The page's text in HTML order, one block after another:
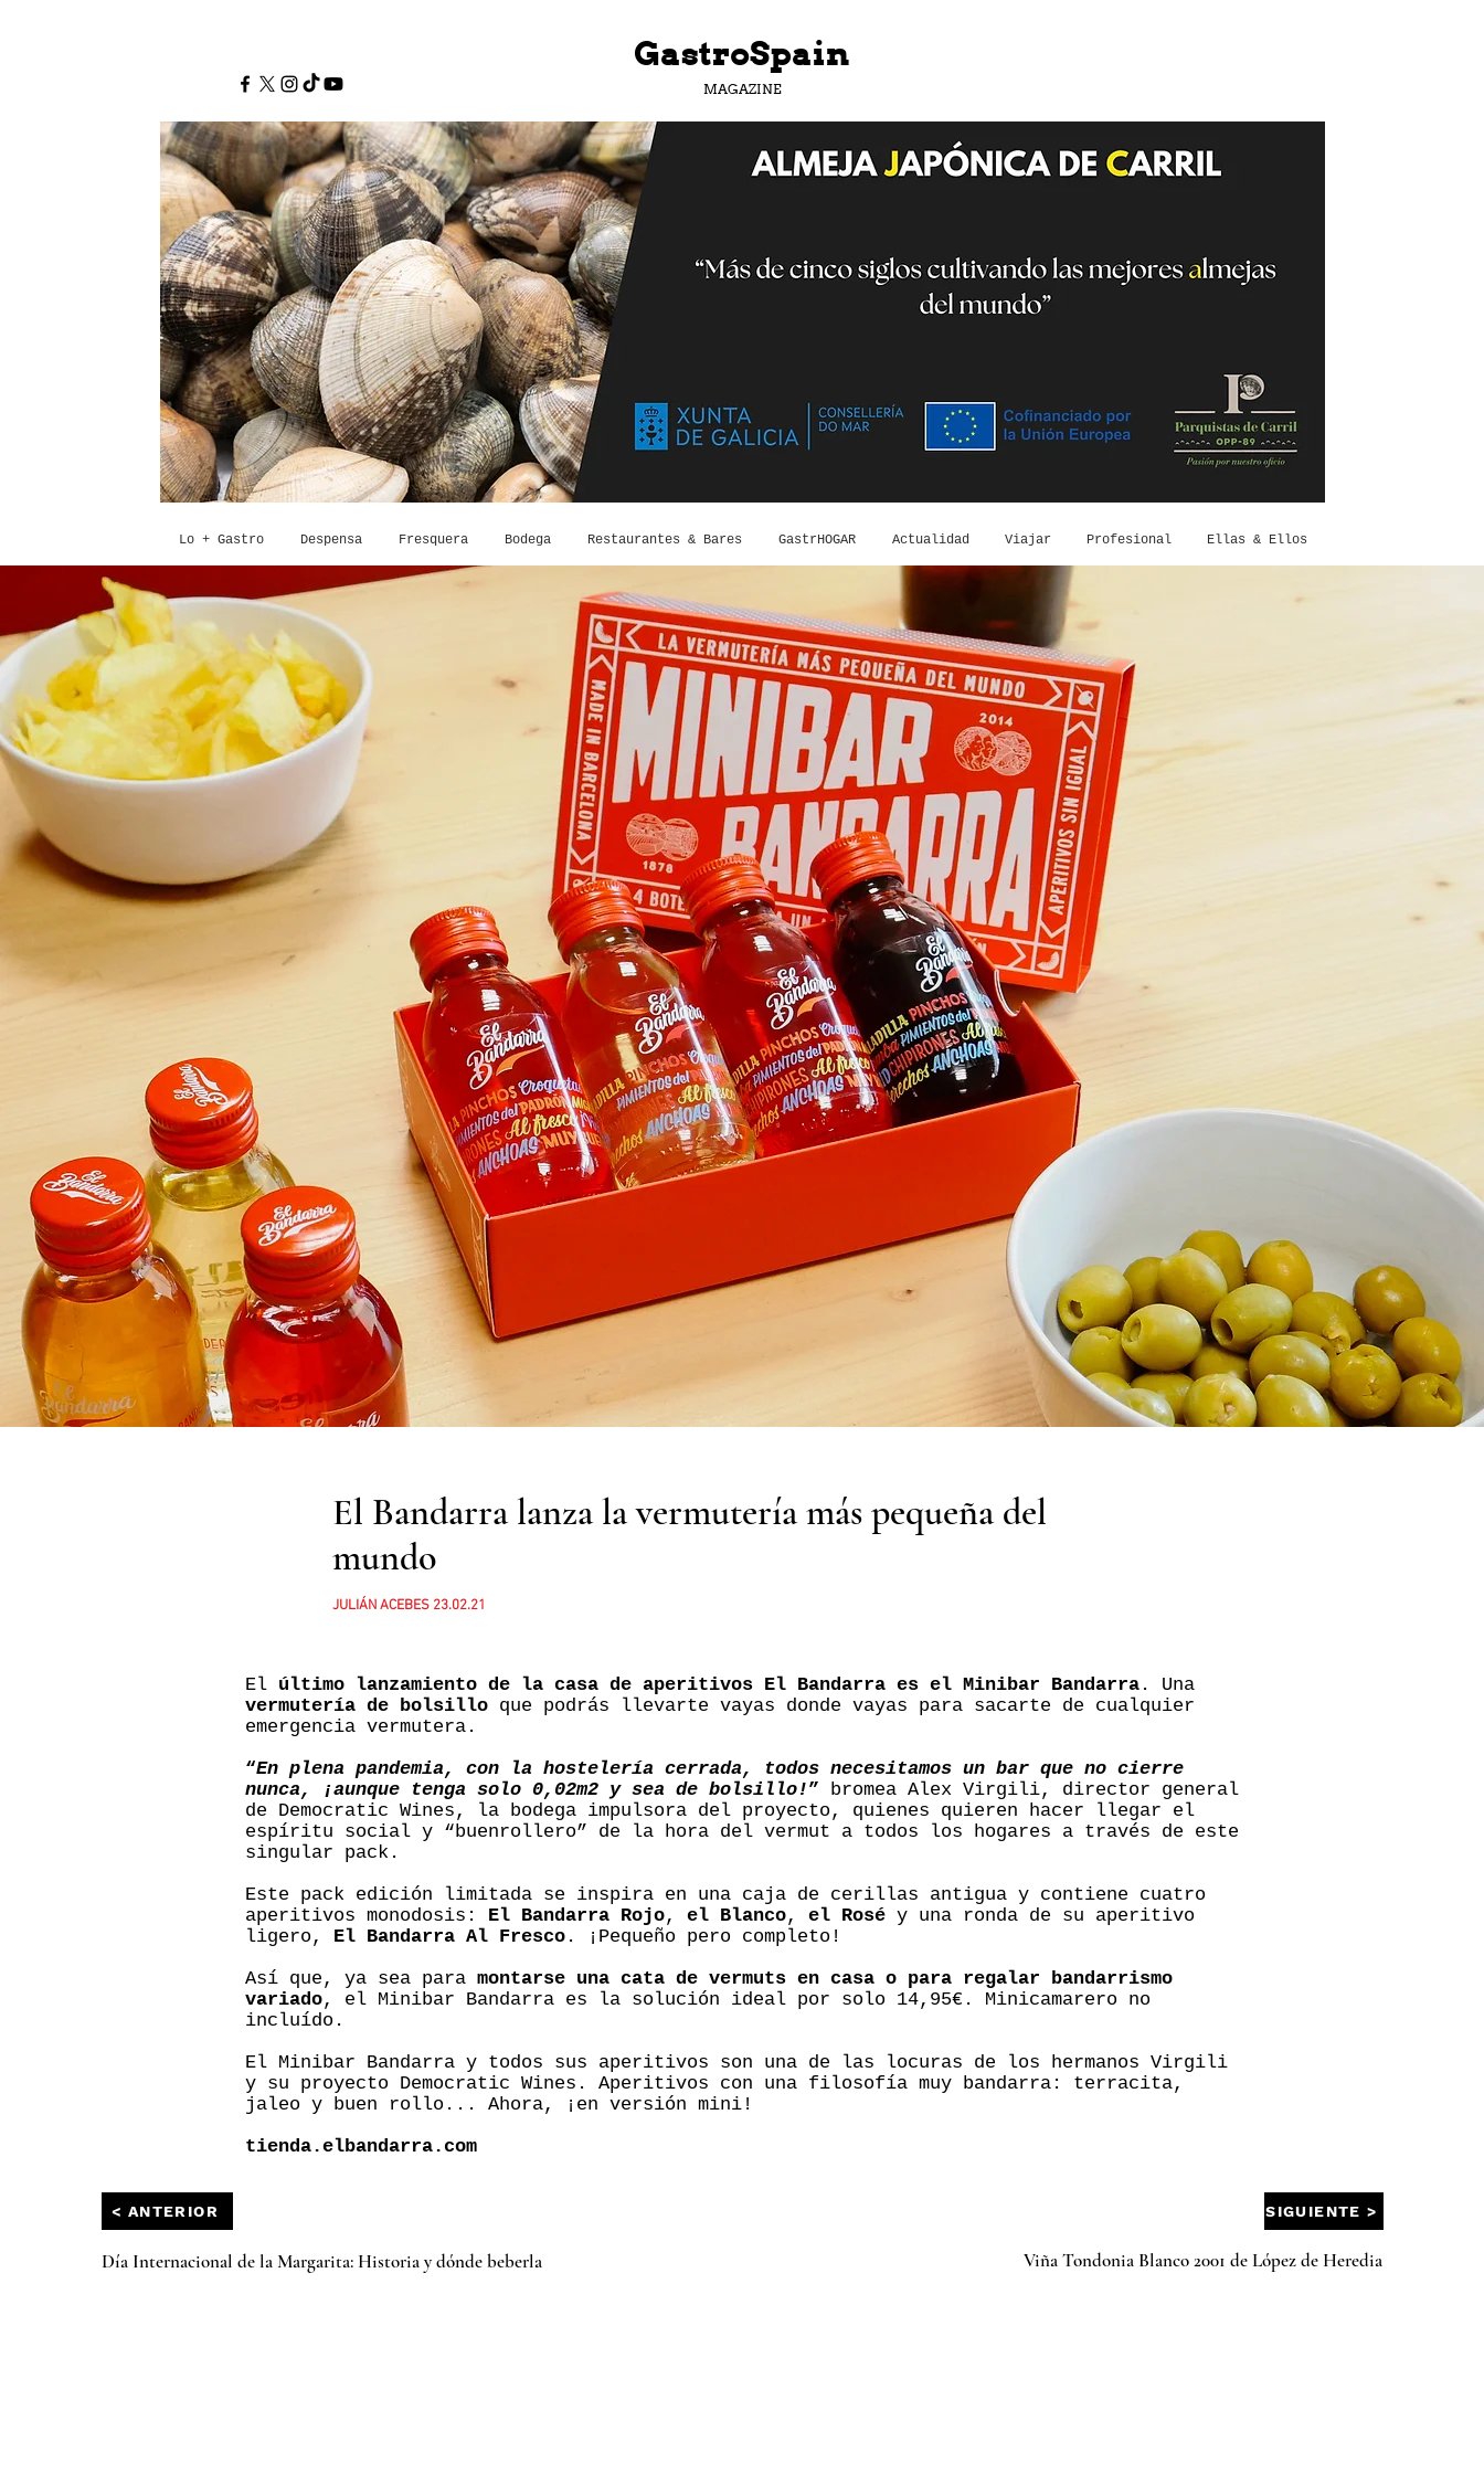
GastroSpain
MAGAZINE
Lo + Gastro Despensa Fresquera Bodega Restaurantes & Bares GastrHOGAR Actualidad Viajar Profesional Ellas & Ellos
El Bandarra lanza la vermutería más pequeña del
mundo
JULIÁN ACEBES 23.02.21
El último lanzamiento de la casa de aperitivos El Bandarra es el Minibar Bandarra . Una
vermutería de bolsillo que podrás llevarte vayas donde vayas para sacarte de cualquier
emergencia vermutera.
“En plena pandemia, con la hostelería cerrada, todos necesitamos un bar que no cierre
nunca, ¡aunque tenga solo 0,02m2 y sea de bolsillo!” bromea Alex Virgili, director general
de Democratic Wines, la bodega impulsora del proyecto, quienes quieren hacer llegar el
espíritu social y “buenrollero” de la hora del vermut a todos los hogares a través de este
singular pack.
Este pack edición limitada se inspira en una caja de cerillas antigua y contiene cuatro
aperitivos monodosis: El Bandarra Rojo, el Blanco, el Rosé y una ronda de su aperitivo
ligero, El Bandarra Al Fresco . ¡Pequeño pero completo!
Así que, ya sea para montarse una cata de vermuts en casa o para regalar bandarrismo
variado, el Minibar Bandarra es la solución ideal por solo 14,95€. Minicamarero no
incluído.
El Minibar Bandarra y todos sus aperitivos son una de las locuras de los hermanos Virgili
y su proyecto Democratic Wines. Aperitivos con una filosofía muy bandarra: terracita,
jaleo y buen rollo... Ahora, ¡en versión mini!
tienda.elbandarra.com
< ANTERIOR
Día Internacional de la Margarita: Historia y dónde beberla
SIGUIENTE >
Viña Tondonia Blanco 2001 de López de Heredia